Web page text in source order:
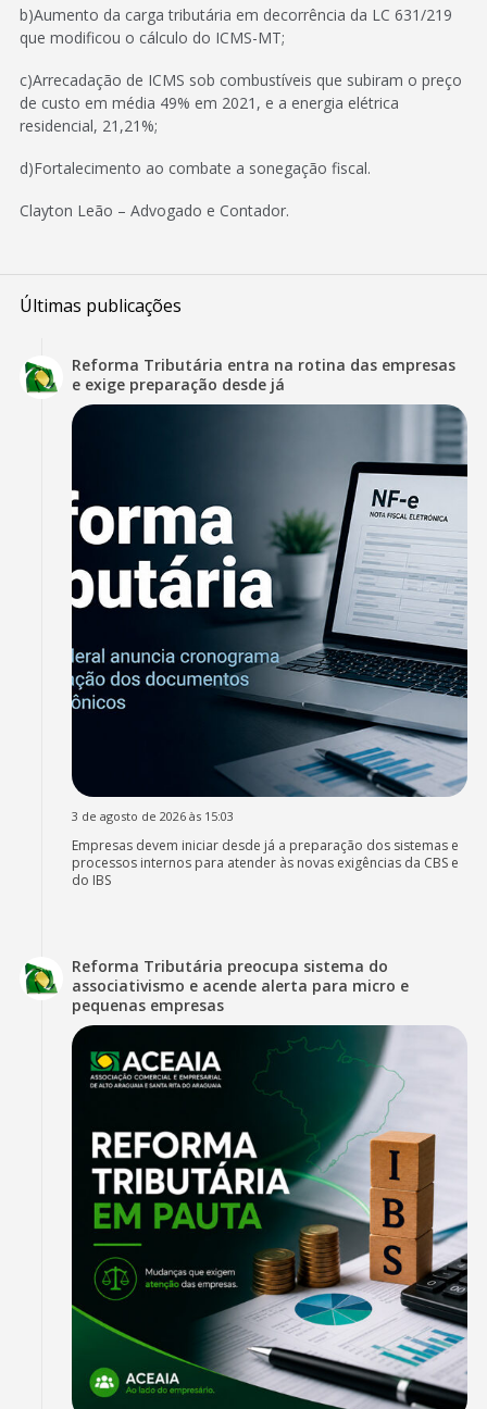
b)Aumento da carga tributária em decorrência da LC 631/219
que modificou o cálculo do ICMS-MT;
c)Arrecadação de ICMS sob combustíveis que subiram o preço
de custo em média 49% em 2021, e a energia elétrica
residencial, 21,21%;
d)Fortalecimento ao combate a sonegação fiscal.
Clayton Leão – Advogado e Contador.
Últimas publicações
Reforma Tributária entra na rotina das empresas
e exige preparação desde já
3 de agosto de 2026 às 15:03
Empresas devem iniciar desde já a preparação dos sistemas e
processos internos para atender às novas exigências da CBS e
do IBS
Reforma Tributária preocupa sistema do
associativismo e acende alerta para micro e
pequenas empresas